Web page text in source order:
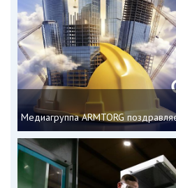
Медиагруппа ARMTORG